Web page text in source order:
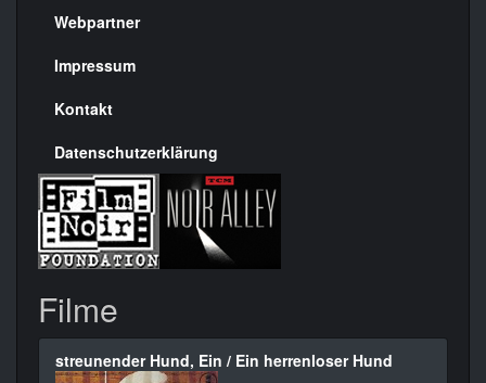
rechte
Seite
Webpartner
Impressum
Kontakt
Datenschutzerklärung
Filme
streunender Hund, Ein / Ein herrenloser Hund